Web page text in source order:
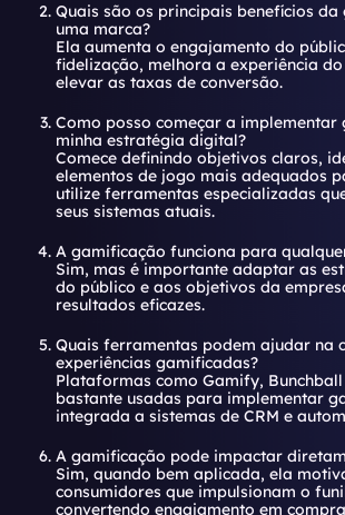
Quais são os principais benefícios
uma marca?
Ela aumenta o engajamento do
fidelização, melhora a experiência
elevar as taxas de conversão.
Como posso começar a implementar
minha estratégia digital?
Comece definindo objetivos claros,
elementos de jogo mais adequados
utilize ferramentas especializadas
seus sistemas atuais.
A gamificação funciona para
Sim, mas é importante adaptar as
do público e aos objetivos da
resultados eficazes.
Quais ferramentas podem ajudar na
experiências gamificadas?
Plataformas como Gamify,
bastante usadas para implementar
integrada a sistemas de CRM e
A gamificação pode impactar
Sim, quando bem aplicada, ela
consumidores que impulsionam o
convertendo engajamento em